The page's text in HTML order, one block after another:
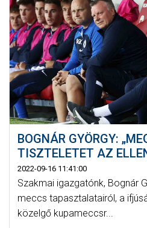
BOGNÁR GYÖRGY:
TISZTELETET AZ
2022-09-16 11:41:00
Szakmai igazgatónk, Bognár
meccs tapasztalatairól, a
közelgő kupameccsr...